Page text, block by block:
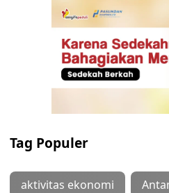
Tag Populer
aktivitas ekonomi